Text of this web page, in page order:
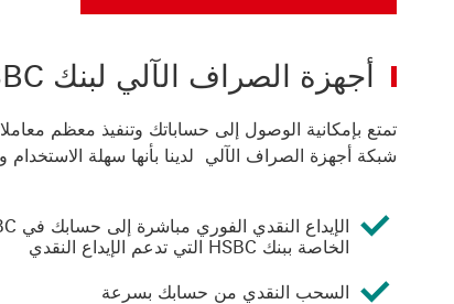
أجهزة الصراف الآلي لبنك HSBC
تمتع بإمكانية الوصول إلى حساباتك وتنفيذ معظم
شبكة أجهزة الصراف الآلي لدينا بأنها سهلة الاستخدام
الخاصة ببنك HSBC التي تدعم الإيداع النقدي
السحب النقدي من حسابك بسرعة